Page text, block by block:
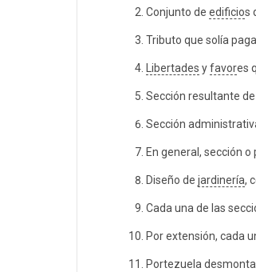
Conjunto de edificios
Tributo que solía
Libertades yfavores
Sección resultante
Sección
En general, sección
Diseño de jardinería,
Cada una de las
Por extensión, cada
Portezuela